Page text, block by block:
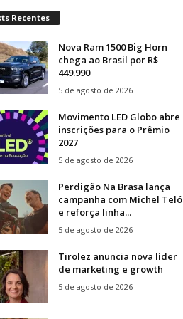
Recentes
Nova Ram 1500 Big Horn
chega ao Brasil por R$
449.990
5 de agosto de 2026
Movimento LED Globo abre
inscrições para o Prêmio
2027
5 de agosto de 2026
Perdigão Na Brasa lança
campanha com Michel Teló
e reforça linha...
5 de agosto de 2026
Tirolez anuncia nova líder
de marketing e growth
5 de agosto de 2026